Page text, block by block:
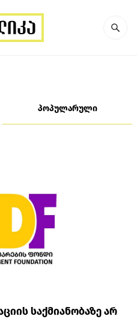
პოპულარული
საქმიანობაზე არ